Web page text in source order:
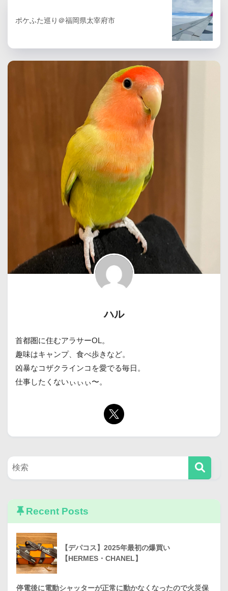
ポケふた巡り＠福岡県太宰府市
ハル
首都圏に住むアラサーOL。
趣味はキャンプ、食べ歩きなど。
凶暴なコザクラインコを愛でる毎日。
仕事したくないぃぃぃ〜。
Recent Posts
【デパコス】2025年最初の爆買い
【HERMES・CHANEL】
停電後に電動シャッターが正常に動かなくなったので火災保